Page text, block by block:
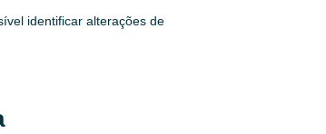
identificar alterações de